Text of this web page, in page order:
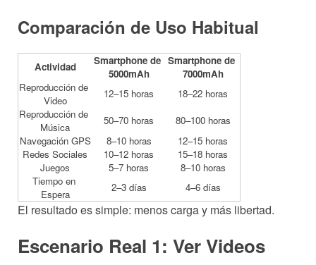
Comparación de Uso Habitual
Actividad
Smartphone de
5000mAh
Smartphone de
7000mAh
Reproducción de
Video
12–15 horas
18–22 horas
Reproducción de
Música
50–70 horas
80–100 horas
Navegación GPS
8–10 horas
12–15 horas
Redes Sociales
10–12 horas
15–18 horas
Juegos
5–7 horas
8–10 horas
Tiempo en
Espera
2–3 días 4–6 días
El resultado es simple: menos carga y más libertad.
Escenario Real 1: Ver Videos